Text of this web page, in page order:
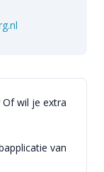
Of wil je extra
van